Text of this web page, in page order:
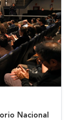
Nacional